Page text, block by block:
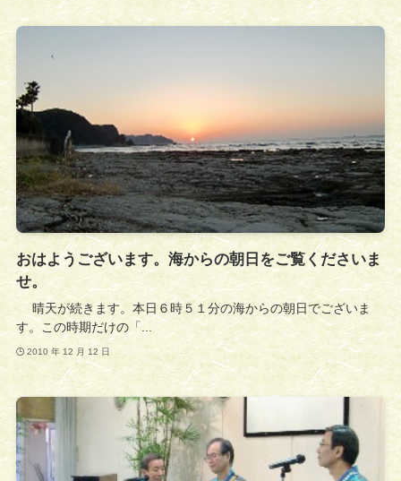
おはようございます。海からの朝日をご覧くださいま
せ。
晴天が続きます。本日６時５１分の海からの朝日でございま
す。この時期だけの「...
2010 年 12 月 12 日